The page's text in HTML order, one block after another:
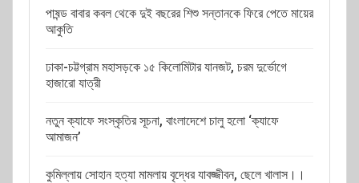
পাষন্ড বাবার কবল থেকে দুই বছরের শিশু সন্তানকে ফিরে পেতে মায়ের
আকুতি
ঢাকা-চট্টগ্রাম মহাসড়কে ১৫ কিলোমিটার যানজট, চরম দুর্ভোগে
হাজারো যাত্রী
নতুন ক্যাফে সংস্কৃতির সূচনা, বাংলাদেশে চালু হলো ‘ক্যাফে
আমাজন’
কুমিল্লায় সোহান হত্যা মামলায় বৃদ্ধের যাবজ্জীবন, ছেলে খালাস।।